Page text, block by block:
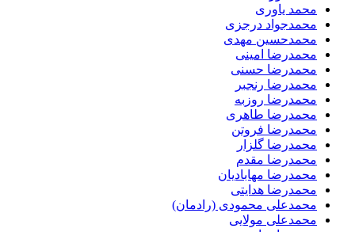
محمد یاوری
محمدجواد درجزی
محمدحسین مهدی
محمدرضا امینی
محمدرضا حسنی
محمدرضا رنجبر
محمدرضا روزبه
محمدرضا طاهری
محمدرضا فروتن
محمدرضا گلزار
محمدرضا مقدم
محمدرضا مهابادیان
محمدرضا هدایتی
محمدعلی محمودی (رادمان)
محمدعلی مولایی